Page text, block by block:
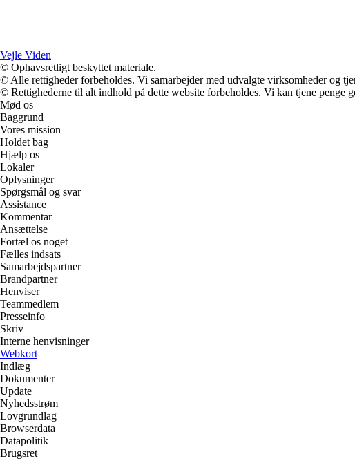
Vejle Viden
© Ophavsretligt beskyttet materiale.
© Alle rettigheder forbeholdes. Vi samarbejder med udvalgte virksomheder og
© Rettighederne til alt indhold på dette website forbeholdes. Vi kan tjene penge
Mød os
Baggrund
Vores mission
Holdet bag
Hjælp os
Lokaler
Oplysninger
Spørgsmål og svar
Assistance
Kommentar
Ansættelse
Fortæl os noget
Fælles indsats
Samarbejdspartner
Brandpartner
Henviser
Teammedlem
Presseinfo
Skriv
Interne henvisninger
Webkort
Indlæg
Dokumenter
Update
Nyhedsstrøm
Lovgrundlag
Browserdata
Datapolitik
Brugsret